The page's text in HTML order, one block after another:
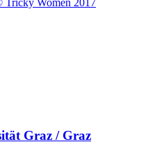
Graz / Graz